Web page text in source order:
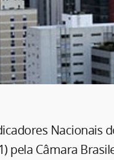
Nacionais
pela Câmara